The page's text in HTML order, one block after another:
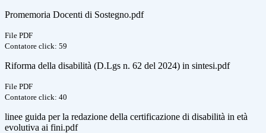
Promemoria Docenti di Sostegno.pdf
File PDF
Contatore click: 59
Riforma della disabilità (D.Lgs n. 62 del 2024) in sintesi.pdf
File PDF
Contatore click: 40
linee guida per la redazione della certificazione di disabilità in età
evolutiva ai fini.pdf